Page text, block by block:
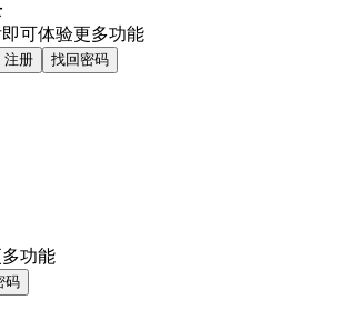
可体验更多功能
注册 找回密码
功能
码